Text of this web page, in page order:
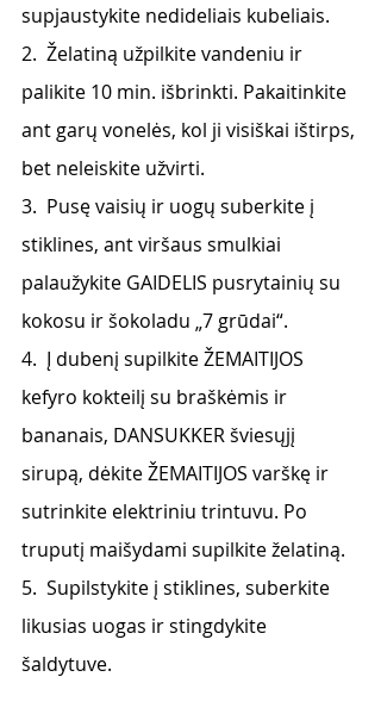
supjaustykite nedideliais kubeliais.
2.  Želatiną užpilkite vandeniu ir
palikite 10 min. išbrinkti. Pakaitinkite
ant garų vonelės, kol ji visiškai ištirps,
bet neleiskite užvirti.
3.  Pusę vaisių ir uogų suberkite į
stiklines, ant viršaus smulkiai
palaužykite GAIDELIS pusrytainių su
kokosu ir šokoladu „7 grūdai“.
4.  Į dubenį supilkite ŽEMAITIJOS
kefyro kokteilį su braškėmis ir
bananais, DANSUKKER šviesųjį
sirupą, dėkite ŽEMAITIJOS varškę ir
sutrinkite elektriniu trintuvu. Po
truputį maišydami supilkite želatiną.
5.  Supilstykite į stiklines, suberkite
likusias uogas ir stingdykite
šaldytuve.